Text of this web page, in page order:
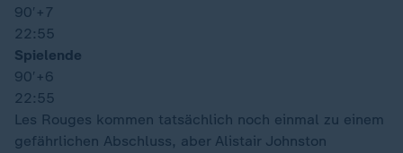
90′ +7
22:55
Spielende
90′ +6
22:55
Les Rouges kommen tatsächlich noch einmal zu einem
gefährlichen Abschluss, aber Alistair Johnston